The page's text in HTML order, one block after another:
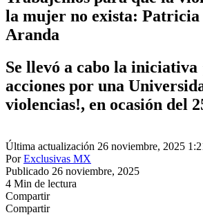
la mujer no exista:
Aranda
Se llevó a cabo la iniciativa
acciones por una
violencias!, en ocasión del
Última actualización 26 noviembre, 2025
Por Exclusivas MX
Publicado 26 noviembre, 2025
4 Min de lectura
Compartir
Compartir